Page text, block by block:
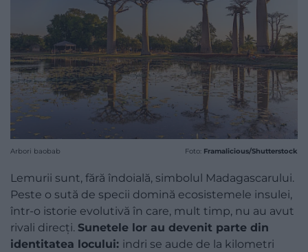
Arbori baobab Foto: Framalicious/Shutterstock
Lemurii sunt, fără îndoială, simbolul Madagascarului.
Peste o sută de specii domină ecosistemele insulei,
într-o istorie evolutivă în care, mult timp, nu au avut
rivali direcți. Sunetele lor au devenit parte din
identitatea locului: indri se aude de la kilometri